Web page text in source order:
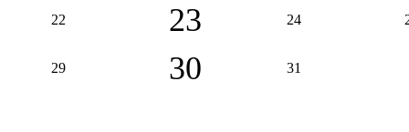
22 23 24
29 30 31